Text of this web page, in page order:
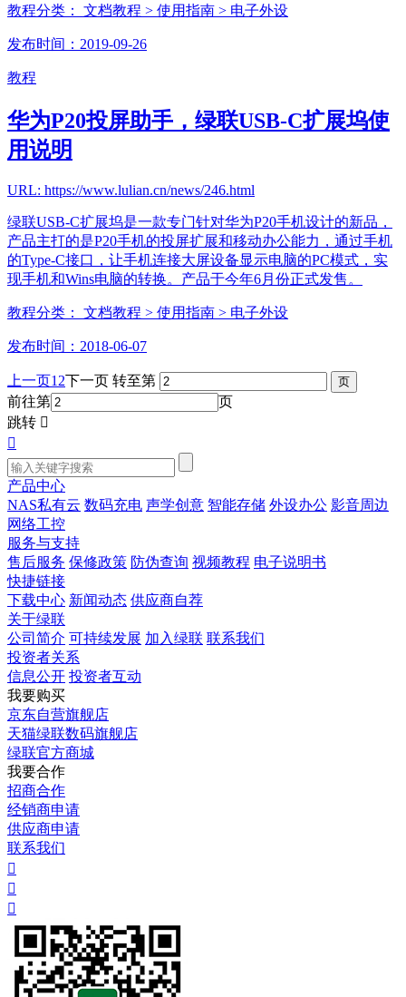
教程分类： 文档教程 > 使用指南 > 电子外设
发布时间：2019-09-26
教程
华为P20投屏助手，绿联USB-C扩展坞使
用说明
URL: https://www.lulian.cn/news/246.html
绿联USB-C扩展坞是一款专门针对华为P20手机设计的新品，
产品主打的是P20手机的投屏扩展和移动办公能力，通过手机
的Type-C接口，让手机连接大屏设备显示电脑的PC模式，实
现手机和Wins电脑的转换。产品于今年6月份正式发售。
教程分类： 文档教程 > 使用指南 > 电子外设
发布时间：2018-06-07
上一页1 2下一页 转至第
前往第
页
跳转 

产品中心
NAS私有云 数码充电 声学创意 智能存储 外设办公 影音周边
网络工控
服务与支持
售后服务 保修政策 防伪查询 视频教程 电子说明书
快捷链接
下载中心 新闻动态 供应商自荐
关于绿联
公司简介 可持续发展 加入绿联 联系我们
投资者关系
信息公开 投资者互动
我要购买
京东自营旗舰店
天猫绿联数码旗舰店
绿联官方商城
我要合作
招商合作
经销商申请
供应商申请
联系我们


